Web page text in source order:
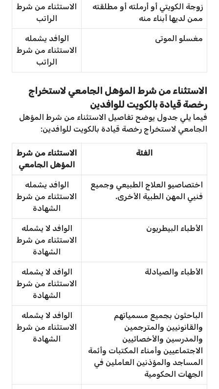
زوجة الكويتي أو أرملته أو مطلقته
ممن لديها أبناء منه
الاستثناء من شرط
الراتب
مغسلو الموتى
الوافد يشمله
الاستثناء من شرط
الراتب
الاستثناء من شرط المؤهل الجامعي لاستخراج
رخصة قيادة بالكويت للوافدين
فيما يلي جدول يوضح تفاصيل الاستثناء من شرط المؤهل
الجامعي لاستخراج رخصة قيادة بالكويت للوافدين:
الفئة
الاستثناء من شرط
المؤهل الجامعي
اختصاصيو العلاج الطبيعي وجميع
فنيي المهن الطبية الأخرى.
الوافد يشمله
الاستثناء من شرط
الشهادة
الأطباء البيطريون
الوافد لا يشمله
الاستثناء من شرط
الشهادة
الأطباء والصيادلة
الوافد لا يشمله
الاستثناء من شرط
الشهادة
الباحثون بجميع مسمياتهم
والقانونيين والمترجمين
والمدرسين والأخصائيين
الاجتماعيين وأمناء المكتبات وأئمة
المساجد والمؤذنين العاملين في
الجهات الحكومية
الوافد لا يشمله
الاستثناء من شرط
الشهادة